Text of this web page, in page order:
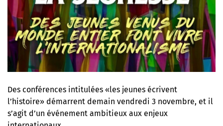
Des conférences intitulées «les jeunes écrivent
l’histoire» démarrent demain vendredi 3 novembre, et il
s’agit d’un événement ambitieux aux enjeux